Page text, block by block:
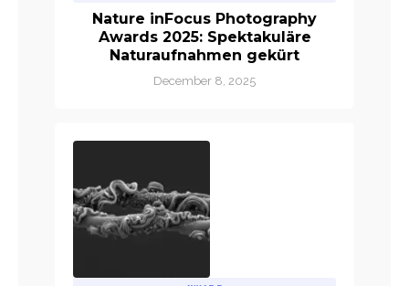
Nature inFocus Photography
Awards 2025: Spektakuläre
Naturaufnahmen gekürt
December 8, 2025